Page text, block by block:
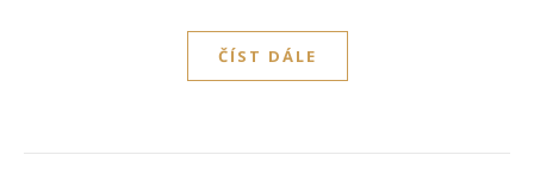
ČÍST DÁLE